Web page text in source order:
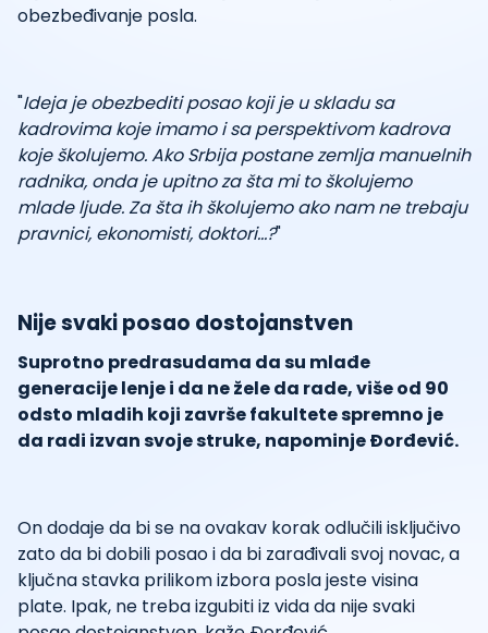
obezbeđivanje posla.
"Ideja je obezbediti posao koji je u skladu sa
kadrovima koje imamo i sa perspektivom kadrova
koje školujemo. Ako Srbija postane zemlja manuelnih
radnika, onda je upitno za šta mi to školujemo
mlade ljude. Za šta ih školujemo ako nam ne trebaju
pravnici, ekonomisti, doktori…?"
Nije svaki posao dostojanstven
Suprotno predrasudama da su mlađe
generacije lenje i da ne žele da rade, više od 90
odsto mladih koji završe fakultete spremno je
da radi izvan svoje struke, napominje Đorđević.
On dodaje da bi se na ovakav korak odlučili isključivo
zato da bi dobili posao i da bi zarađivali svoj novac, a
ključna stavka prilikom izbora posla jeste visina
plate. Ipak, ne treba izgubiti iz vida da nije svaki